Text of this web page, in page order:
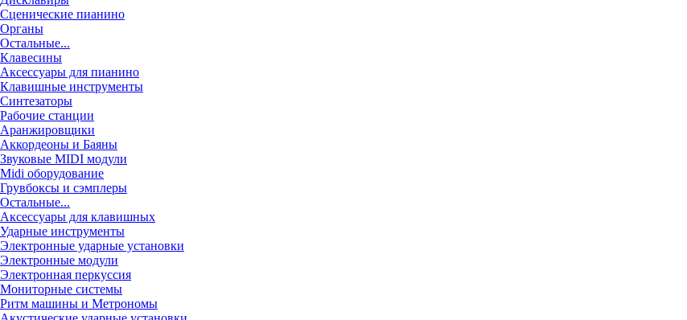
Сценические пианино
Органы
Остальные...
Клавесины
Аксессуары для пианино
Клавишные инструменты
Синтезаторы
Рабочие станции
Аранжировщики
Аккордеоны и Баяны
Звуковые MIDI модули
Midi оборудование
Грувбоксы и сэмплеры
Остальные...
Аксессуары для клавишных
Ударные инструменты
Электронные ударные установки
Электронные модули
Электронная перкуссия
Мониторные системы
Ритм машины и Метрономы